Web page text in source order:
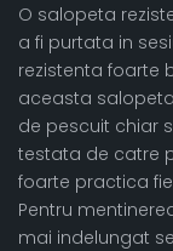
O salopeta
a fi purtata in
rezistenta foarte
aceasta
de pescuit chiar
testata de catre
foarte practica
Pentru
mai indelungat